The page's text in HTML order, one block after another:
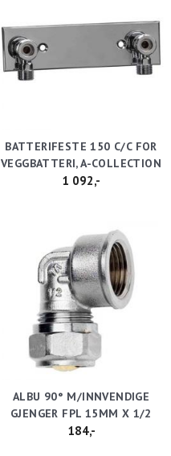
BATTERIFESTE 150 C/C FOR
VEGGBATTERI, A-COLLECTION
1 092,-
ALBU 90° M/INNVENDIGE
GJENGER FPL 15MM X 1/2
184,-